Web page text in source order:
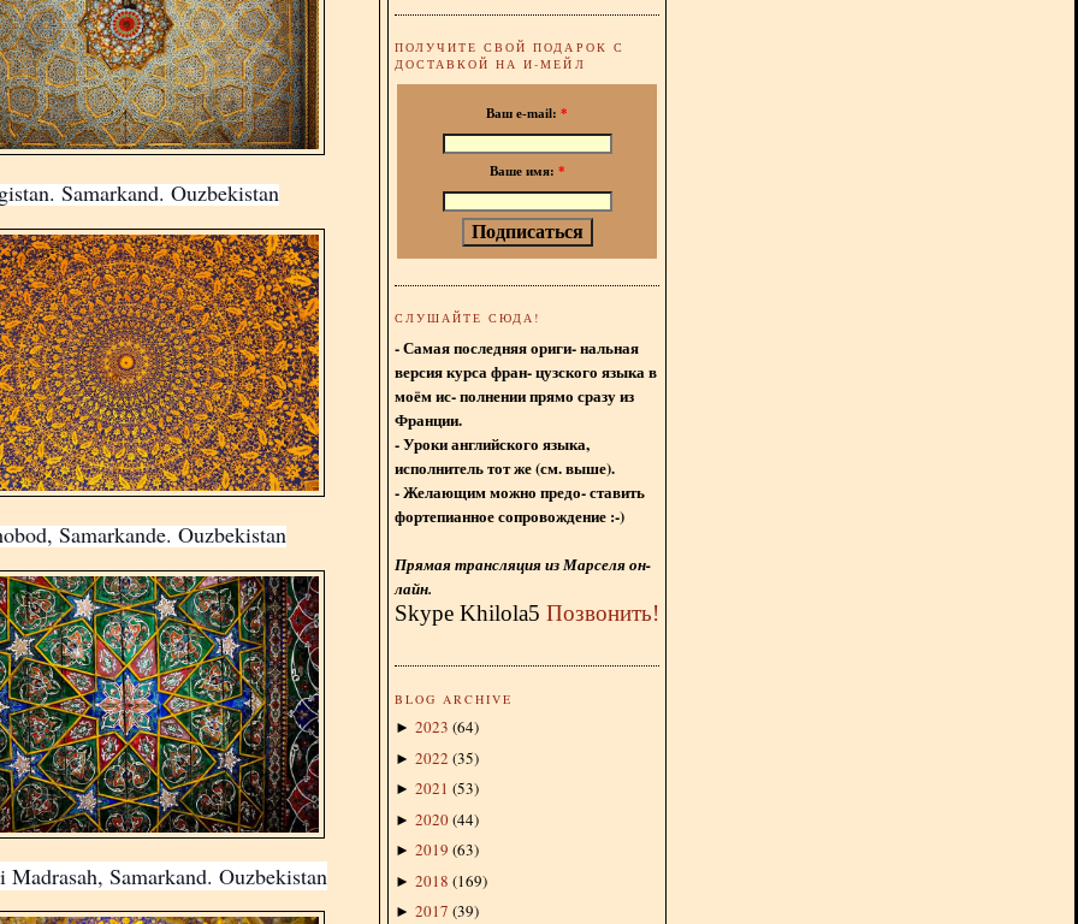
Samarkand. Ouzbekistan
Samarkande. Ouzbekistan
Samarkand. Ouzbekistan
ПОЛУЧИТЕ СВОЙ ПОДАРОК С
ДОСТАВКОЙ НА И-МЕЙЛ
Ваш e-mail: *
Ваше имя: *
СЛУШАЙТЕ СЮДА!
- Самая последняя ориги- нальная
версия курса фран- цузского языка в
моём ис- полнении прямо сразу из
Франции.
- Уроки английского языка,
исполнитель тот же (см. выше).
- Желающим можно предо- ставить
фортепианное сопровождение :-)
Прямая трансляция из Марселя он-
лайн.
Skype Khilola5 Позвонить!
BLOG ARCHIVE
► 2023 (64)
► 2022 (35)
► 2021 (53)
► 2020(44)
► 2019 (63)
► 2018 (169)
► 2017 (39)